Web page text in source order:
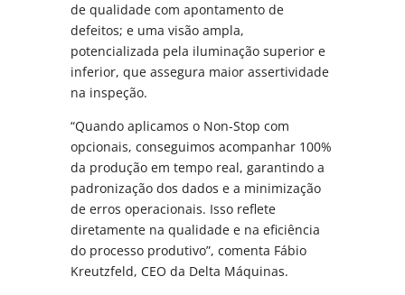
de qualidade com apontamento de
defeitos; e uma visão ampla,
potencializada pela iluminação superior e
inferior, que assegura maior assertividade
na inspeção.
“Quando aplicamos o Non-Stop com
opcionais, conseguimos acompanhar 100%
da produção em tempo real, garantindo a
padronização dos dados e a minimização
de erros operacionais. Isso reflete
diretamente na qualidade e na eficiência
do processo produtivo”, comenta Fábio
Kreutzfeld, CEO da Delta Máquinas.